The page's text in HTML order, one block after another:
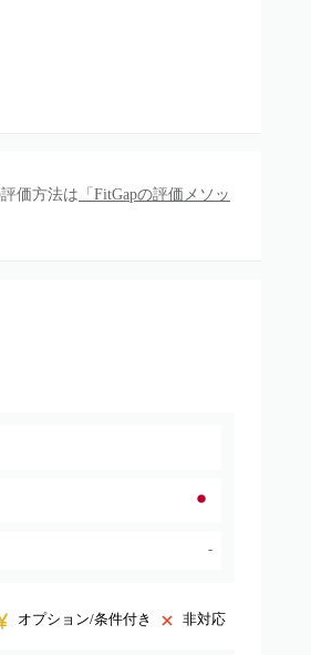
価方法は 「FitGapの評価メソッ
-
オプション/条件付き 非対応